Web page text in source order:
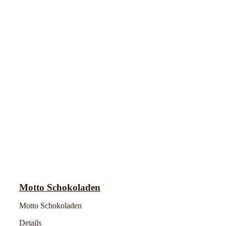
Motto Schokoladen
Motto Schokoladen
Details